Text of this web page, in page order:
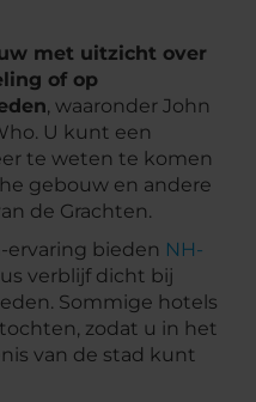
met uitzicht over
of op
, waaronder John
U kunt een
te weten te komen
gebouw en andere
de Grachten.
ervaring bieden NH-
verblijf dicht bij
Sommige hotels
zodat u in het
van de stad kunt